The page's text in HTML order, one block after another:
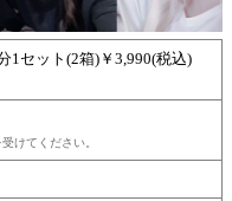
セット(2箱)￥3,990(税込)
けてください。